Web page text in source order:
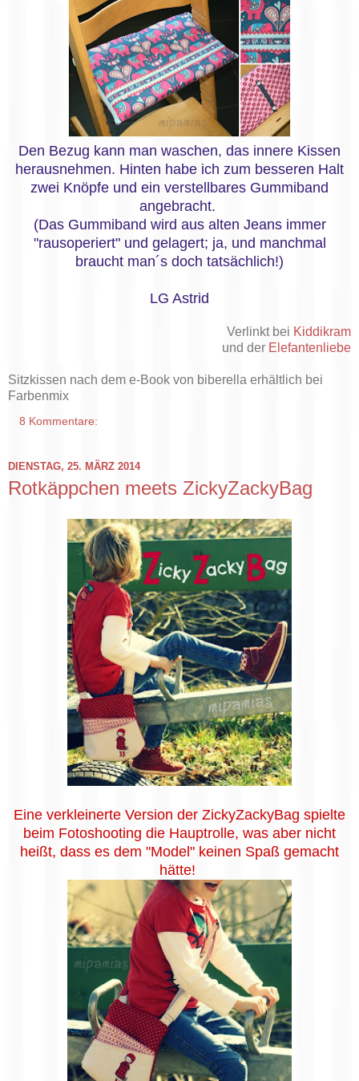
Den Bezug kann man waschen, das innere Kissen
herausnehmen. Hinten habe ich zum besseren Halt
zwei Knöpfe und ein verstellbares Gummiband
angebracht.
(Das Gummiband wird aus alten Jeans immer
"rausoperiert" und gelagert; ja, und manchmal
braucht man´s doch tatsächlich!)
LG Astrid
Verlinkt bei Kiddikram
und der Elefantenliebe
Sitzkissen nach dem e-Book von biberella erhältlich bei
Farbenmix
8 Kommentare:
DIENSTAG, 25. MÄRZ 2014
Rotkäppchen meets ZickyZackyBag
Eine verkleinerte Version der ZickyZackyBag spielte
beim Fotoshooting die Hauptrolle, was aber nicht
heißt, dass es dem "Model" keinen Spaß gemacht
hätte!